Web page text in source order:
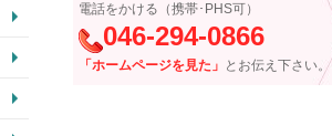
電話をかける（携帯･PHS可）
046-294-0866
「ホームページを見た」 とお伝え下さい。